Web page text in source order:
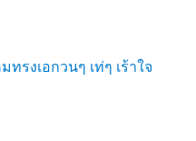
รงเอกวนๆ เท่ๆ เร้าใจ